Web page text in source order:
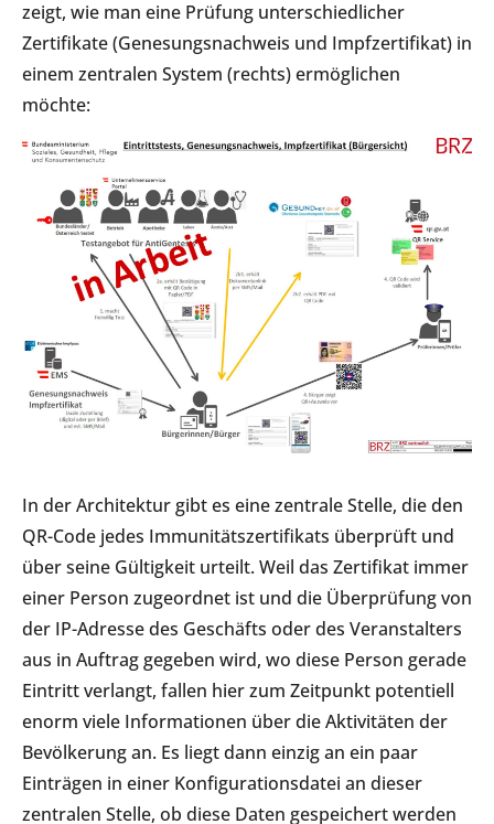
zeigt, wie man eine Prüfung unterschiedlicher
Zertifikate (Genesungsnachweis und Impfzertifikat) in
einem zentralen System (rechts) ermöglichen
möchte:
In der Architektur gibt es eine zentrale Stelle, die den
QR-Code jedes Immunitätszertifikats überprüft und
über seine Gültigkeit urteilt. Weil das Zertifikat immer
einer Person zugeordnet ist und die Überprüfung von
der IP-Adresse des Geschäfts oder des Veranstalters
aus in Auftrag gegeben wird, wo diese Person gerade
Eintritt verlangt, fallen hier zum Zeitpunkt potentiell
enorm viele Informationen über die Aktivitäten der
Bevölkerung an. Es liegt dann einzig an ein paar
Einträgen in einer Konfigurationsdatei an dieser
zentralen Stelle, ob diese Daten gespeichert werden